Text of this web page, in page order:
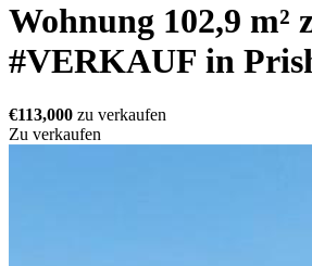
Wohnung 102,9 m²
#VERKAUF in
€113,000 zu verkaufen
Zu verkaufen